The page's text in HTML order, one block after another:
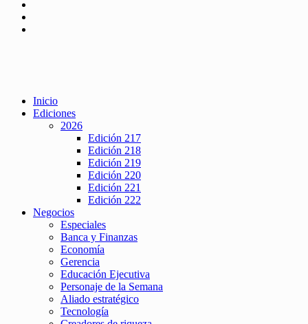
Inicio
Ediciones
2026
Edición 217
Edición 218
Edición 219
Edición 220
Edición 221
Edición 222
Negocios
Especiales
Banca y Finanzas
Economía
Gerencia
Educación Ejecutiva
Personaje de la Semana
Aliado estratégico
Tecnología